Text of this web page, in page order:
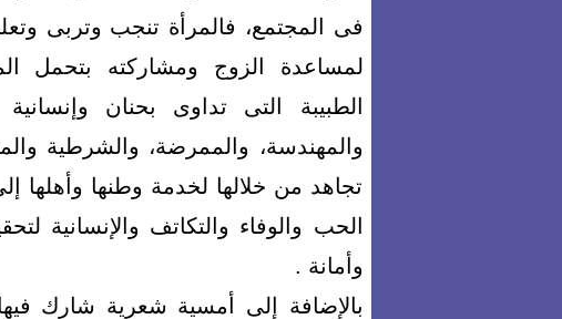
فى المجتمع، فالمرأة تنجب وتربى
لمساعدة الزوج ومشاركته بتحمل
الطبيبة التى تداوى بحنان
والمهندسة، والممرضة، والشرطية
تجاهد من خلالها لخدمة وطنها وأهلها
الحب والوفاء والتكاتف والإنسانية
وأمانة .
بالإضافة إلى أمسية شعرية شارك